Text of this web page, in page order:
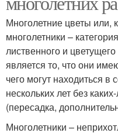
Многолетние цветы или,
многолетники –
лиственного и
является то, что они
чего могут находиться
нескольких лет без
(пересадка,
Многолетники –